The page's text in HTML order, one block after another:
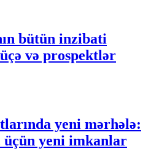
bütün inzibati
və prospektlər
yeni mərhələ:
üçün yeni imkanlar